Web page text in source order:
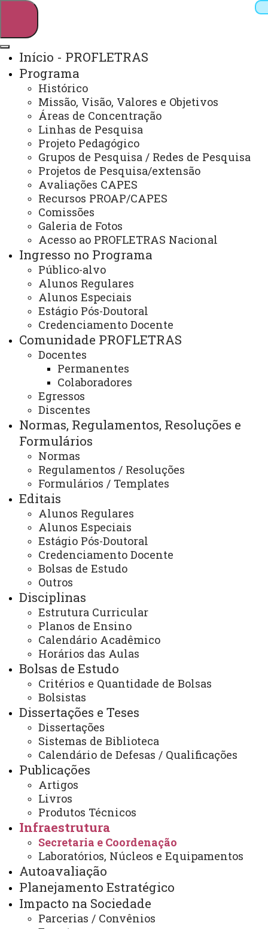
Webmail Sistemas
Arquivo Virtual
Campus
Início - PROFLETRAS
Programa
Histórico
Missão, Visão, Valores e Objetivos
Áreas de Concentração
Linhas de Pesquisa
Projeto Pedagógico
Grupos de Pesquisa / Redes de Pesquisa
Projetos de Pesquisa/extensão
Avaliações CAPES
Recursos PROAP/CAPES
Comissões
Galeria de Fotos
Acesso ao PROFLETRAS Nacional
Ingresso no Programa
Público-alvo
Alunos Regulares
Alunos Especiais
Estágio Pós-Doutoral
Credenciamento Docente
Comunidade PROFLETRAS
Docentes
Permanentes
Colaboradores
Egressos
Discentes
Normas, Regulamentos, Resoluções e
Formulários
Normas
Regulamentos / Resoluções
Formulários / Templates
Editais
Alunos Regulares
Alunos Especiais
Estágio Pós-Doutoral
Credenciamento Docente
Bolsas de Estudo
Outros
Disciplinas
Estrutura Curricular
Planos de Ensino
Calendário Acadêmico
Horários das Aulas
Bolsas de Estudo
Critérios e Quantidade de Bolsas
Bolsistas
Dissertações e Teses
Dissertações
Sistemas de Biblioteca
Calendário de Defesas / Qualificações
Publicações
Artigos
Livros
Produtos Técnicos
Infraestrutura
Secretaria e Coordenação
Laboratórios, Núcleos e Equipamentos
Autoavaliação
Planejamento Estratégico
Impacto na Sociedade
Parcerias / Convênios
Mestrado Profissional em Letras
Secretaria e Coordenação
ATUALIZAÇÃO MAIS RECENTE: 11 DE MARÇO DE
2025
ACESSOS: 3605
Horário de Atendimento:
Segunda à sexta
E-mail:
mestrado.profletras@unioeste.br
Você está aqui:Unioeste
PROFLETRAS - Pós-graduação Profissional em
Letras - Cascavel
Infraestrutura
Secretaria e Coordenação
ACESSE
Acesso Restrito (Editores do Portal)
Arquivo Virtual
Bibliotecas
Identidade Visual
Mapa do Site
Ouvidoria
Portal Office 365
Sistemas
Telefones
Webmail
REITORIA
Secretaria Geral